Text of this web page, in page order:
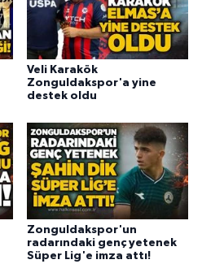
Veli Karakök
Zonguldakspor'a yine
destek oldu
Zonguldakspor'un
radarındaki genç yetenek
Süper Lig'e imza attı!